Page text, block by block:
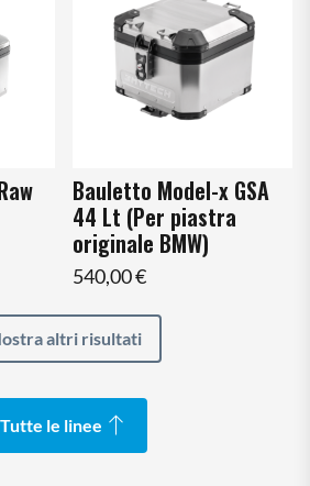
Bauletto Model-x GSA
44 Lt (Per piastra
originale BMW)
540,00 €
altri risultati
Tutte le linee